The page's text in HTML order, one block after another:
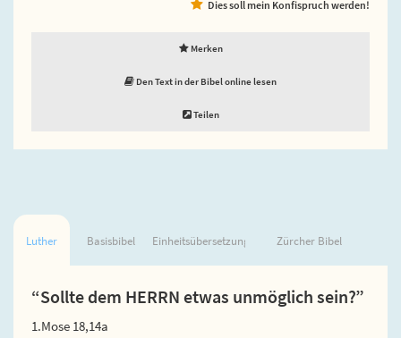
Dies soll mein Konfispruch werden!
Merken
Den Text in der Bibel online lesen
Teilen
Luther Basisbibel Einheitsübersetzung Zürcher Bibel
“Sollte dem HERRN etwas unmöglich sein?”
1.Mose 18,14a